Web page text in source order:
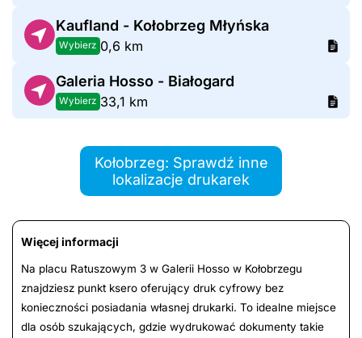
Kaufland - Kołobrzeg Młyńska
Wybierz 0,6 km
Galeria Hosso - Białogard
Wybierz 33,1 km
Kołobrzeg: Sprawdź inne
lokalizacje drukarek
Więcej informacji
Na placu Ratuszowym 3 w Galerii Hosso w Kołobrzegu
znajdziesz punkt ksero oferujący druk cyfrowy bez
konieczności posiadania własnej drukarki. To idealne miejsce
dla osób szukających, gdzie wydrukować dokumenty takie